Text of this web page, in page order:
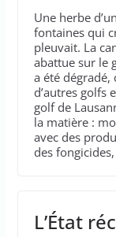
Une herbe
fontaines qui
pleuvait. La
abattue sur le
a été
d’autres golfs
golf de
la matière :
avec des
des fongicides,
L’État